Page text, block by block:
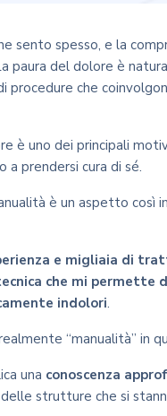
sento spesso, e la
paura del dolore è
procedure che
è uno dei principali
a prendersi cura di sé.
è un aspetto così
e migliaia di
che mi permette
indolori.
“manualità” in
una conoscenza
strutture che si